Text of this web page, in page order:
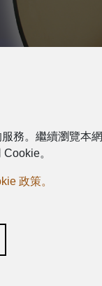
務。繼續瀏覽本網
。
政策。